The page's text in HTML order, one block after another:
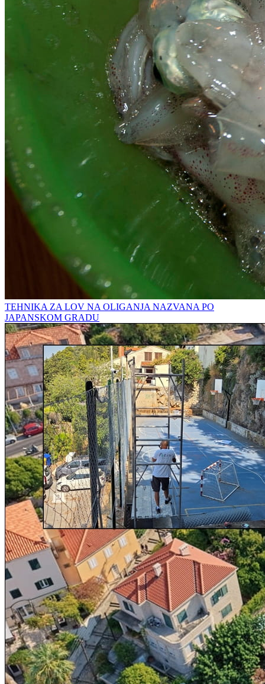
TEHNIKA ZA LOV NA OLIGANJA NAZVANA PO
JAPANSKOM GRADU